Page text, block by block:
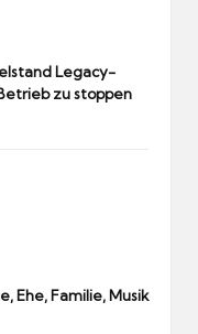
Legacy-
zu stoppen
Ehe, Familie, Musik